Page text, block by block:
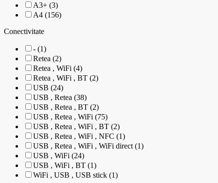
A3+ (3)
A4 (156)
Conectivitate
- (1)
Retea (2)
Retea , WiFi (4)
Retea , WiFi , BT (2)
USB (24)
USB , Retea (38)
USB , Retea , BT (2)
USB , Retea , WiFi (75)
USB , Retea , WiFi , BT (2)
USB , Retea , WiFi , NFC (1)
USB , Retea , WiFi , WiFi direct (1)
USB , WiFi (24)
USB , WiFi , BT (1)
WiFi , USB , USB stick (1)